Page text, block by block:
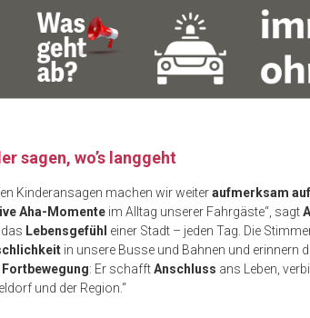
sagen, wo’s langgeht
Kinderansagen machen wir weiteraufmerksam
Aha-Momente im Alltag unserer Fahrgäste“, sagt
Lebensgefühl einer Stadt – jeden Tag. Die
in unsere Busse und Bahnen und erinnern
: Er schafftAnschluss ans Leben,
und der Region.“